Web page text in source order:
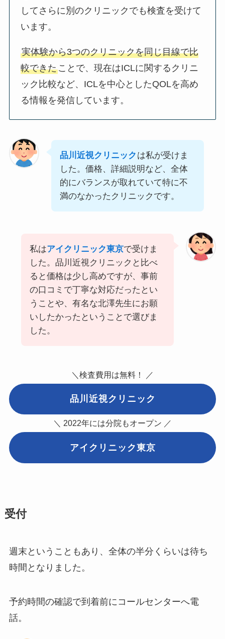
してさらに別のクリニックでも検査を受けて
います。
実体験から3つのクリニックを同じ目線で比
較できたことで、現在はICLに関するクリニ
ック比較など、ICLを中心としたQOLを高め
る情報を発信しています。
品川近視クリニック は私が受けま
した。価格、詳細説明など、全体
的にバランスが取れていて特に不
満のなかったクリニックです。
私はアイクリニック東京で受けま
した。品川近視クリニックと比べ
ると価格は少し高めですが、事前
の口コミで丁寧な対応だったとい
うことや、有名な北澤先生にお願
いしたかったということで選びま
した。
＼検査費用は無料！ ／
品川近視クリニック
＼ 2022年には分院もオープン ／
アイクリニック東京
受付
週末ということもあり、全体の半分くらいは待ち
時間となりました。
予約時間の確認で到着前にコールセンターへ電
話。